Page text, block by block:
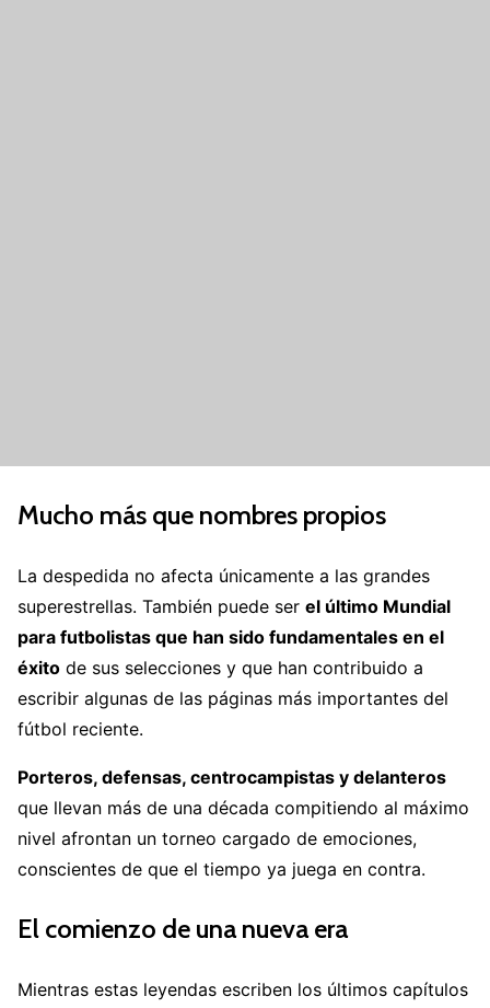
Mucho más que nombres propios
La despedida no afecta únicamente a las grandes
superestrellas. También puede ser el último Mundial
para futbolistas que han sido fundamentales en el
éxito de sus selecciones y que han contribuido a
escribir algunas de las páginas más importantes del
fútbol reciente.
Porteros, defensas, centrocampistas y delanteros
que llevan más de una década compitiendo al máximo
nivel afrontan un torneo cargado de emociones,
conscientes de que el tiempo ya juega en contra.
El comienzo de una nueva era
Mientras estas leyendas escriben los últimos capítulos